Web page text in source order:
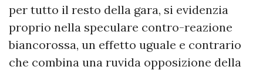
per tutto il resto della gara, si evidenzia
proprio nella speculare contro-reazione
biancorossa, un effetto uguale e contrario
che combina una ruvida opposizione della